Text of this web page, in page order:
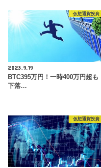
仮想通貨投資
2023.9.19
BTC395万円！一時400万円超も
下落…
仮想通貨投資